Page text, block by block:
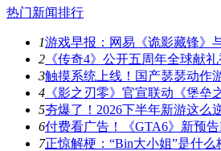
热门新闻排行
1游戏早报：网易《诡影藏锋》
2 《传奇4》公开五周年全球献
3触摸系统上线！国产瑟瑟动作
4 《影之刃零》官宣联动《堡垒
5夯爆了！2026下半年新游这么
6付费看广告！《GTA6》新预
7正惊解梗：“Bin大小姐”是什